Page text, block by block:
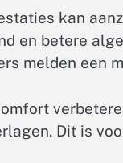
kan
en betere
melden een
Dit is